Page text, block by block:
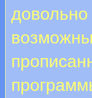
довольно